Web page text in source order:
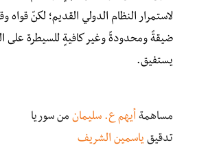
لاستمرار النظام الدولي القديم؛ لكنّ
ضيقةً ومحدودةً وغير كافيةٍ للسيطرة على
يستفيق.
مساهمة أيهم ع. سليمان من سوريا
تدقيق ياسمين الشريف